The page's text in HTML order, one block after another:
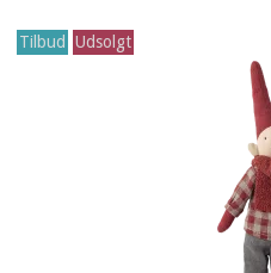
Tilbud Udsolgt